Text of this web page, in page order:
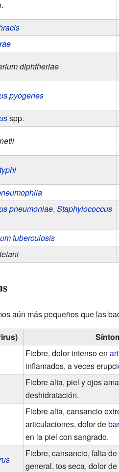
diphtheriae
pyogenes
spp.
pneumoniae, Staphylococcus
tuberculosis
aún más pequeños que las
Fiebre, dolor intenso en
inflamados, a veces
Fiebre alta, piel y ojos
deshidratación.
Fiebre alta, cansancio
articulaciones, dolor de
en la piel con sangrado.
Fiebre, cansancio, falta
general, tos seca, dolor